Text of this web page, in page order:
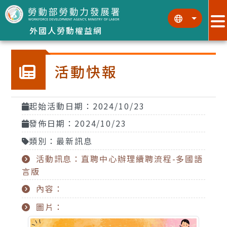
跳到主要內容區塊
外國人勞動權益網
::: :::
活動快報
起始活動日期：2024/10/23
發佈日期：2024/10/23
類別：最新訊息
活動訊息：直聘中心辦理續聘流程-多國語
言版
內容：
圖片：